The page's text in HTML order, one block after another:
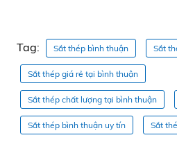
Tag: Sắt thép bình thuận Sắt
Sắt thép giá rẻ tại bình thuận
Sắt thép chất lượng tại bình thuận
Sắt thép bình thuận uy tín Sắt